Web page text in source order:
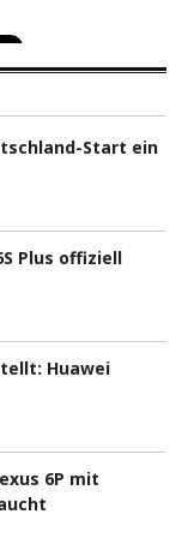
Start ein
Plus offiziell
Huawei
6P mit